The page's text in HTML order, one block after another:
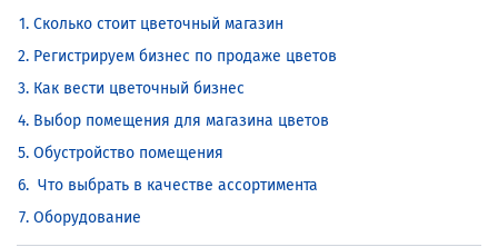
Сколько стоит цветочный магазин
Регистрируем бизнес по продаже цветов
Как вести цветочный бизнес
Выбор помещения для магазина цветов
Обустройство помещения
Что выбрать в качестве ассортимента
Оборудование